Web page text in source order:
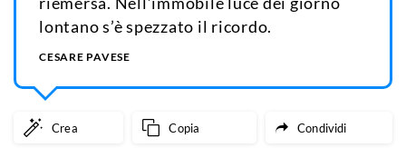
lontano s’è spezzato il ricordo.
CESARE PAVESE
Crea Copia Condividi